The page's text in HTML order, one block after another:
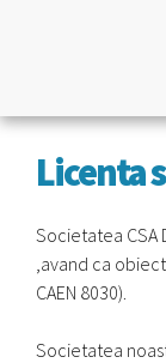
Licenta
Societatea
,avand ca
CAEN 8030).
Societatea